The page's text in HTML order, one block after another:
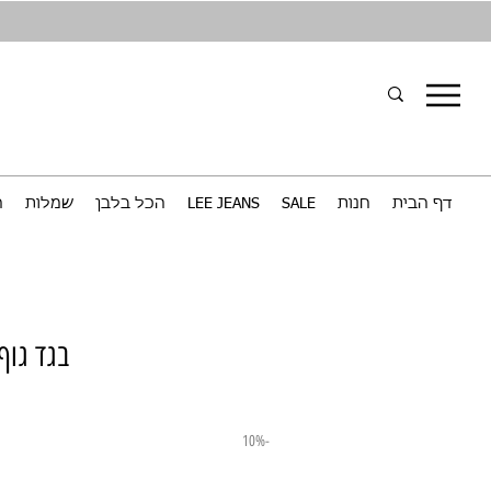
דף הבית חנות SALE
LEE JEANS הכל בלבן שמלות
בגד
-10%